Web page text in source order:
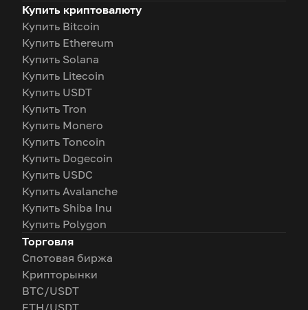
Купить криптовалюту
Купить Bitcoin
Купить Ethereum
Купить Solana
Купить Litecoin
Купить USDT
Купить Tron
Купить Monero
Купить Toncoin
Купить Dogecoin
Купить USDC
Купить Avalanche
Купить Shiba Inu
Купить Polygon
Торговля
Спотовая биржа
Крипторынки
BTC/USDT
ETH/USDT